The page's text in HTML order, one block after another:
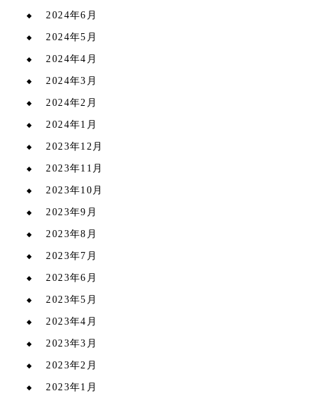
2024年6月
2024年5月
2024年4月
2024年3月
2024年2月
2024年1月
2023年12月
2023年11月
2023年10月
2023年9月
2023年8月
2023年7月
2023年6月
2023年5月
2023年4月
2023年3月
2023年2月
2023年1月